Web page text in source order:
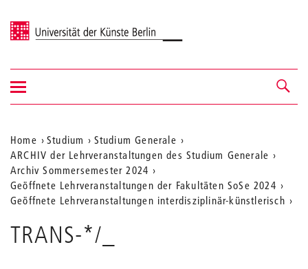
Universität der Künste Berlin
Navigation &
Suche
Navigation
ein-/ausblenden
Aktuelle
Position
auf
der
Webseite
Home Studium
Studium Generale
ARCHIV der Lehrveranstaltungen des Studium Generale
Archiv Sommersemester 2024
Geöffnete Lehrveranstaltungen der Fakultäten SoSe 2024
Geöffnete Lehrveranstaltungen interdisziplinär-künstlerisch
TRANS-*/_